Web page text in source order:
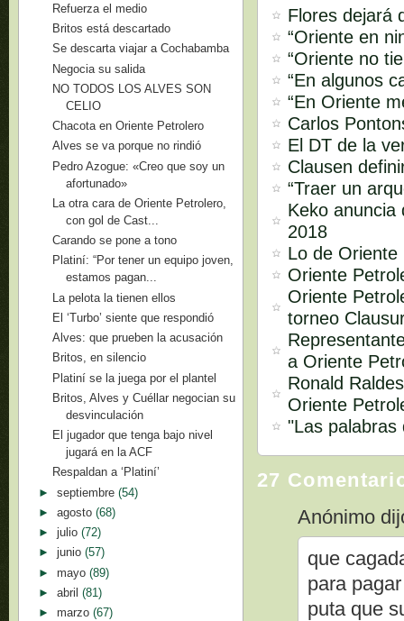
Flores dejará
“Oriente en
“Oriente no
“En algunos
“En Oriente
Carlos
El DT de la
Clausen
“Traer un
Keko anuncia
2018
Lo de
Oriente
Oriente
torneo
a Oriente
Ronald
Oriente
"Las palabras
27
Anónimo
que
para
puta que
Refuerza el medio
Britos está descartado
Se descarta viajar a Cochabamba
Negocia su salida
NO TODOS LOS ALVES SON
CELIO
Chacota en Oriente Petrolero
Alves se va porque no rindió
Pedro Azogue: «Creo que soy un
afortunado»
La otra cara de Oriente Petrolero,
con gol de Cast...
Carando se pone a tono
Platiní: “Por tener un equipo joven,
estamos pagan...
La pelota la tienen ellos
El ‘Turbo’ siente que respondió
Alves: que prueben la acusación
Britos, en silencio
Platiní se la juega por el plantel
Britos, Alves y Cuéllar negocian su
desvinculación
El jugador que tenga bajo nivel
jugará en la ACF
Respaldan a ‘Platiní’
► septiembre (54)
► agosto (68)
► julio (72)
► junio (57)
► mayo (89)
► abril (81)
► marzo (67)